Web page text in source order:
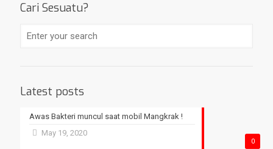
Cari Sesuatu?
Latest posts
0
Awas Bakteri muncul saat mobil Mangkrak !
May 19, 2020